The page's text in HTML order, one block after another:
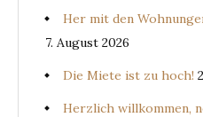
Her mit den
7. August 2026
Die Miete ist zu hoch!
Herzlich willkommen,